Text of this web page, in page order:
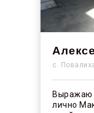
с.
Выражаю
лично